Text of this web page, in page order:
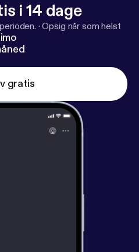
i 14 dage
·Opsig når som helst
gratis